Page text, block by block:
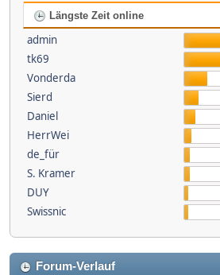
Längste Zeit online
admin
tk69
Vonderda
Sierd
Daniel
HerrWei
de_für
S. Kramer
DUY
Swissnic
Forum-Verlauf